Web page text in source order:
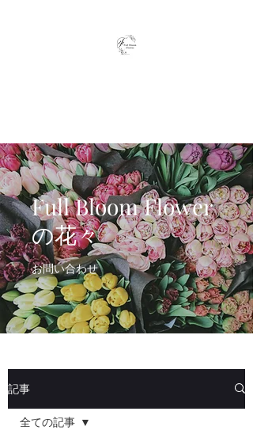
Full Bloom Flower
の花々
お問い合わせ
記事
全ての記事